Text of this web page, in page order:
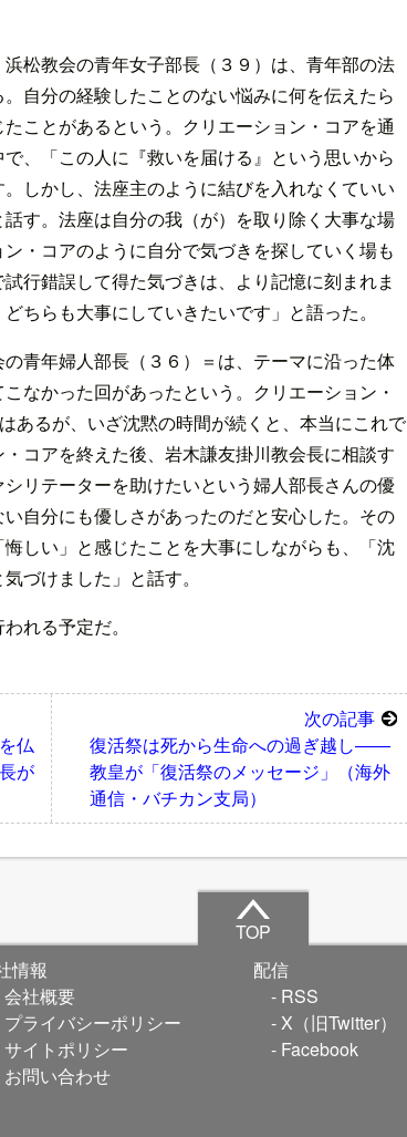
松教会の青年女子部長（３９）は、青年部の法
自分の経験したことのない悩みに何を伝えたら
ことがあるという。クリエーション・コアを通
、「この人に『救いを届ける』という思いから
しかし、法座主のように結びを入れなくていい
す。法座は自分の我（が）を取り除く大事な場
・コアのように自分で気づきを探していく場も
行錯誤して得た気づきは、より記憶に刻まれま
ちらも大事にしていきたいです」と語った。
青年婦人部長（３６）＝は、テーマに沿った体
なかった回があったという。クリエーション・
あるが、いざ沈黙の時間が続くと、本当にこれで
コアを終えた後、岩木謙友掛川教会長に相談す
リテーターを助けたいという婦人部長さんの優
自分にも優しさがあったのだと安心した。その
しい」と感じたことを大事にしながらも、「沈
づけました」と話す。
れる予定だ。
仏
が
次の記事
復活祭は死から生命への過ぎ越し――
教皇が「復活祭のメッセージ」（海外
通信・バチカン支局）
TOP
情報
会社概要
プライバシーポリシー
サイトポリシー
お問い合わせ
配信
RSS
X（旧Twitter）
Facebook